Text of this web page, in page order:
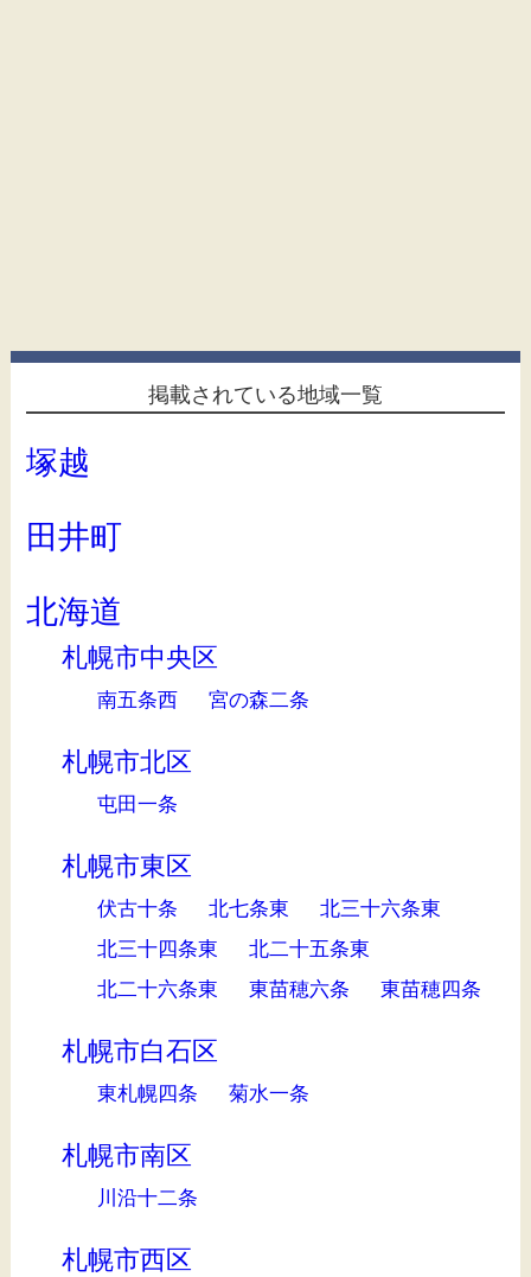
掲載されている地域一覧
塚越
田井町
北海道
札幌市中央区
南五条西 宮の森二条
札幌市北区
屯田一条
札幌市東区
伏古十条 北七条東
北三十六条東
北三十四条東
北二十五条東
北二十六条東
東苗穂六条 東苗穂四条
札幌市白石区
東札幌四条 菊水一条
札幌市南区
川沿十二条
札幌市西区